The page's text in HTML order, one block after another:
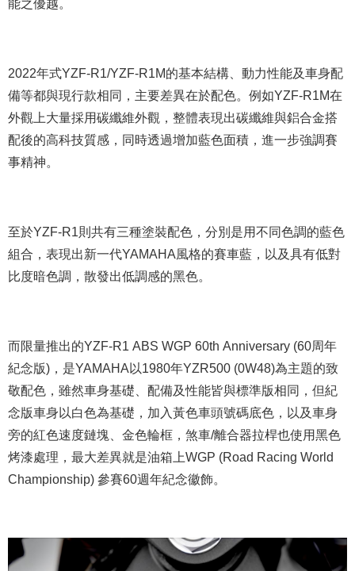
能之優越。
2022年式YZF-R1/YZF-R1M的基本結構、動力性能及車身配
備等都與現行款相同，主要差異在於配色。例如YZF-R1M在
外觀上大量採用碳纖維外觀，整體表現出碳纖維與鋁合金搭
配後的高科技質感，同時透過增加藍色面積，進一步強調賽
事精神。
至於YZF-R1則共有三種塗裝配色，分別是用不同色調的藍色
組合，表現出新一代YAMAHA風格的賽車藍，以及具有低對
比度暗色調，散發出低調感的黑色。
而限量推出的YZF-R1 ABS WGP 60th Anniversary (60周年
紀念版)，是YAMAHA以1980年YZR500 (0W48)為主題的致
敬配色，雖然車身基礎、配備及性能皆與標準版相同，但紀
念版車身以白色為基礎，加入黃色車頭號碼底色，以及車身
旁的紅色速度鏈塊、金色輪框，煞車/離合器拉桿也使用黑色
烤漆處理，最大差異就是油箱上WGP (Road Racing World
Championship) 參賽60週年紀念徽飾。